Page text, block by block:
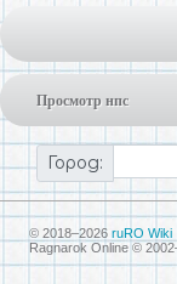
Просмотр нпс
Город:
© 2018–2026 ruRO Wiki
Ragnarok Online ©